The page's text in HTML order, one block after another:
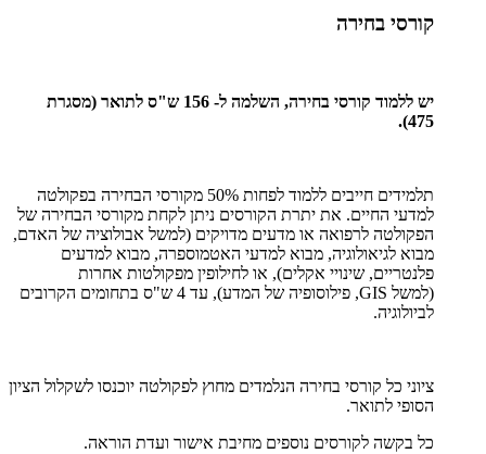
קורסי בחירה
יש ללמוד קורסי בחירה, השלמה ל- 156 ש"ס לתואר (מסגרת
475).
תלמידים חייבים ללמוד לפחות 50% מקורסי הבחירה בפקולטה
למדעי החיים. את יתרת הקורסים ניתן לקחת מקורסי הבחירה של
הפקולטה לרפואה או מדעים מדויקים (למשל אבולוציה של האדם,
מבוא לגיאולוגיה, מבוא למדעי האטמוספרה, מבוא למדעים
פלנטריים, שינויי אקלים), או לחילופין מפקולטות אחרות
(למשל GIS
, פילוסופיה של המדע), עד 4 ש"ס בתחומים הקרובים
לביולוגיה.
ציוני כל קורסי בחירה הנלמדים מחוץ לפקולטה יוכנסו לשקלול הציון
הסופי לתואר.
כל בקשה לקורסים נוספים מחיבת אישור ועדת הוראה.